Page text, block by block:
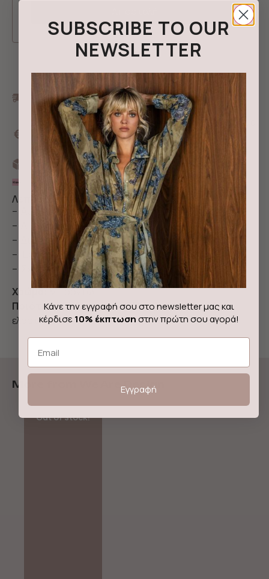
Δωρεάν μεταφορικά με αγορές από 100€ και
πάνω
10% έκπτωση σε νέους κωδικούς για πληρωμή με
κάρτα ή άμεση τραπεζική κατάθεση με τον
κωδικό NEWIN
Αποστολή με Box now
3 άτοκες δόσεις με Klarna
Λεπτομέρειες & περιγραφή
– Αμάνικη ολόσωμη φόρμα ριγέ
– Απαλό ύφασμα
– Διαθέτει κρυφό φερμουάρ στην πλάτη
– Έχει πιέτες και πλαινές τσέπες
– Σχεδιάστηκε και παράγεται στην Ελλάδα
Χρώμα:Μπορντώ
Ποιότητα:32% ρεγιόν, 65% πολυεστέρας, 3%
ελαστίνη
More from We Are Design
Out of stock!
SUBSCRIBE TO OUR
NEWSLETTER
Κάνε την εγγραφή σου στο newsletter μας και
κέρδισε 10% έκπτωσηστην πρώτη σου αγορά!
Email
Εγγραφή